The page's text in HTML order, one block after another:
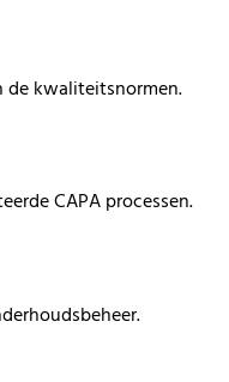
de kwaliteitsnormen.
CAPA processen.